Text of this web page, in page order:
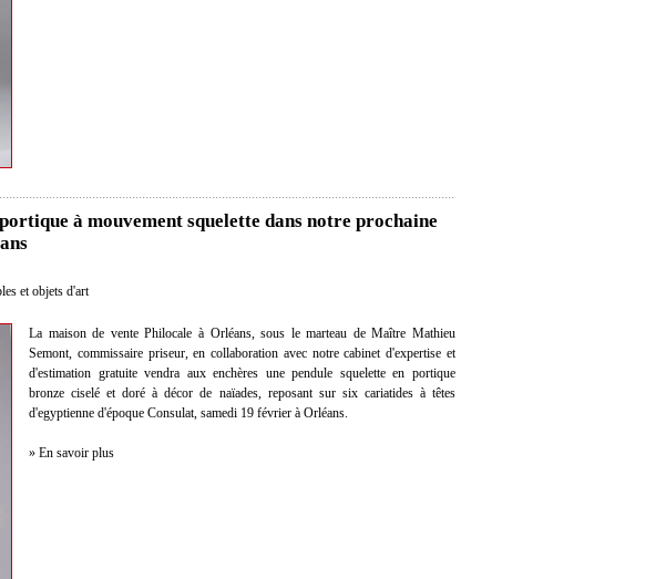
à mouvement squelette dans notre prochaine
et objets d'art
La maison de vente Philocale à Orléans, sous le marteau de Maître Mathieu
Semont, commissaire priseur, en collaboration avec notre cabinet d'expertise et
d'estimation gratuite vendra aux enchères une pendule squelette en portique
bronze ciselé et doré à décor de naïades, reposant sur six cariatides à têtes
d'egyptienne d'époque Consulat, samedi 19 février à Orléans.
» En savoir plus